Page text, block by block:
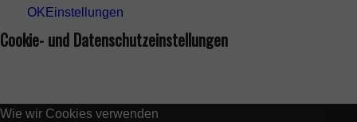
OK Einstellungen
Cookie- und Datenschutzeinstellungen
Wie wir Cookies verwenden